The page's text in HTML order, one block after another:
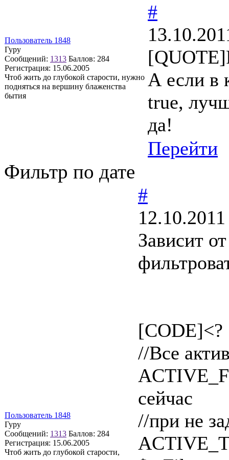
Пользователь 1848
Гуру
Сообщений: 1313 Баллов: 284
Регистрация: 15.06.2005
Чтоб жить до глубокой старости, нужно
подняться на вершину блаженства
бытия
#
А если в
true,
да!
Перейти
Фильтр по дате
Пользователь 1848
Гуру
Сообщений: 1313 Баллов: 284
Регистрация: 15.06.2005
Чтоб жить до глубокой старости,
#
Зависит
[CODE]<?
//Все
сейчас
//при не